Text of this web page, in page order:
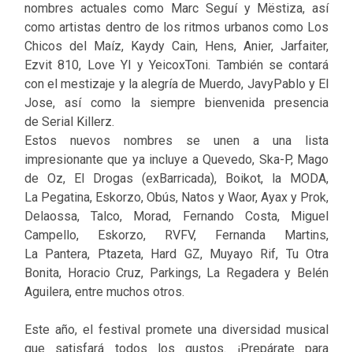
nombres actuales como Marc Seguí y Mëstiza, así
como artistas dentro de los ritmos urbanos como Los
Chicos del Maíz, Kaydy Cain, Hens, Anier, Jarfaiter,
Ezvit 810, Love YI y YeicoxToni. También se contará
con el mestizaje y la alegría de Muerdo, JavyPablo y El
Jose, así como la siempre bienvenida presencia
de Serial Killerz.
Estos nuevos nombres se unen a una lista
impresionante que ya incluye a Quevedo, Ska-P, Mago
de Oz, El Drogas (exBarricada), Boikot, la MODA,
La Pegatina, Eskorzo, Obús, Natos y Waor, Ayax y Prok,
Delaossa, Talco, Morad, Fernando Costa, Miguel
Campello, Eskorzo, RVFV, Fernanda Martins,
La Pantera, Ptazeta, Hard GZ, Muyayo Rif, Tu Otra
Bonita, Horacio Cruz, Parkings, La Regadera y Belén
Aguilera, entre muchos otros.
Este año, el festival promete una diversidad musical
que satisfará todos los gustos. ¡Prepárate para